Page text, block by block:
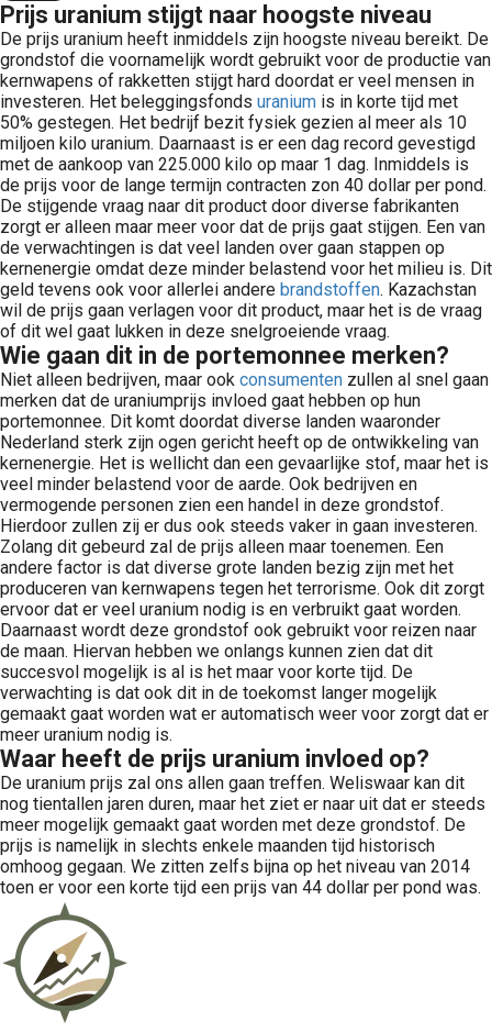
Prijs uranium stijgt naar hoogste niveau
De prijs uranium heeft inmiddels zijn hoogste niveau bereikt. De
grondstof die voornamelijk wordt gebruikt voor de productie van
kernwapens of rakketten stijgt hard doordat er veel mensen in
investeren. Het beleggingsfonds uranium is in korte tijd met
50% gestegen. Het bedrijf bezit fysiek gezien al meer als 10
miljoen kilo uranium. Daarnaast is er een dag record gevestigd
met de aankoop van 225.000 kilo op maar 1 dag. Inmiddels is
de prijs voor de lange termijn contracten zon 40 dollar per pond.
De stijgende vraag naar dit product door diverse fabrikanten
zorgt er alleen maar meer voor dat de prijs gaat stijgen. Een van
de verwachtingen is dat veel landen over gaan stappen op
kernenergie omdat deze minder belastend voor het milieu is. Dit
geld tevens ook voor allerlei andere brandstoffen. Kazachstan
wil de prijs gaan verlagen voor dit product, maar het is de vraag
of dit wel gaat lukken in deze snelgroeiende vraag.
Wie gaan dit in de portemonnee merken?
Niet alleen bedrijven, maar ook consumenten zullen al snel gaan
merken dat de uraniumprijs invloed gaat hebben op hun
portemonnee. Dit komt doordat diverse landen waaronder
Nederland sterk zijn ogen gericht heeft op de ontwikkeling van
kernenergie. Het is wellicht dan een gevaarlijke stof, maar het is
veel minder belastend voor de aarde. Ook bedrijven en
vermogende personen zien een handel in deze grondstof.
Hierdoor zullen zij er dus ook steeds vaker in gaan investeren.
Zolang dit gebeurd zal de prijs alleen maar toenemen. Een
andere factor is dat diverse grote landen bezig zijn met het
produceren van kernwapens tegen het terrorisme. Ook dit zorgt
ervoor dat er veel uranium nodig is en verbruikt gaat worden.
Daarnaast wordt deze grondstof ook gebruikt voor reizen naar
de maan. Hiervan hebben we onlangs kunnen zien dat dit
succesvol mogelijk is al is het maar voor korte tijd. De
verwachting is dat ook dit in de toekomst langer mogelijk
gemaakt gaat worden wat er automatisch weer voor zorgt dat er
meer uranium nodig is.
Waar heeft de prijs uranium invloed op?
De uranium prijs zal ons allen gaan treffen. Weliswaar kan dit
nog tientallen jaren duren, maar het ziet er naar uit dat er steeds
meer mogelijk gemaakt gaat worden met deze grondstof. De
prijs is namelijk in slechts enkele maanden tijd historisch
omhoog gegaan. We zitten zelfs bijna op het niveau van 2014
toen er voor een korte tijd een prijs van 44 dollar per pond was.